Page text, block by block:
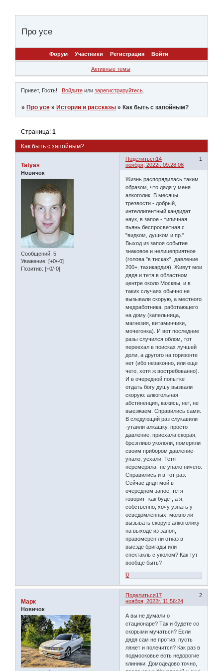
Про усе
Форум Участники Регистрация Войти
Активные темы
Привет, Гость! Войдитеили зарегистрируйтесь.
» Про усе » Истории и рассказы » Как быть с запойным?
Как быть с запойным?
Страница:1
Поделиться 1
14
ноября, 2022г. 09:28:06
Tatyas
Новичок
Сообщений: 5
Уважение: [+0/-0]
Позитив: [+0/-0]
Жизнь распорядилась таким
образом, что дядя у меня
алкоголик. В месяцы
трезвости - добрый,
интеллигентный кандидат
наук, в запое - типичная
пьянь беспросветная с
"видком, душком и пр."
Выход из запоя событие
знаковое и нелицеприятное
(голова "в тисках", давление
200+, тахикардия). Живут мои
дядя и тетя в областном
центре около Москвы, и в
таких случаях обычно не
вызывали скорую, а местного
медработника, работающего
на дому (капельница,
магнезия, витаминчики,
мочегонка). И вот последние
разы случился облом, тот
переехал в поисках лучшей
доли, а другого на горизонте
нет (ибо незаконно, или еще
чего, хотя ж востребованно).
И в очередной попытке
отдать богу душу вызвали
скорую: алкогольная
абстиненция, кажись, нет, не
выезжаем. Справились сами.
В следующий раз слукавили
-утаили алкашку, просто
давление, приехала скорая,
брезгливо укололи, померяли
своим прибором давление-
упало, уехали. Тетя
перемеряла -не упало ничего.
Справились и в тот раз.
Сейчас дядя мой в
очередном запое, тетя
говорит -как будет, а я,
собственно, хочу узнать у
осведомленных: можно ли
вызывать скорую алкоголику
на выходе из запоя,
правомерен ли отказ в
выезде бригады или
спектакль с уколом? Как тут
вообще быть?
0
Поделиться 2
17
ноября, 2022г. 11:56:24
Марк
Новичок
А вы не думали о
стационаре? Так и будете со
скорыми мучаться? Если
дядя сам не против, пусть
ляжет и полечится? Как раз в
подмосковье есть недорогие
клиники. Домодедово точно,